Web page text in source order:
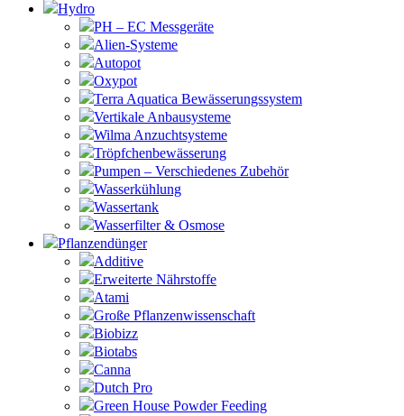
Hydro
PH – EC Messgeräte
Alien-Systeme
Autopot
Oxypot
Terra Aquatica Bewässerungssystem
Vertikale Anbausysteme
Wilma Anzuchtsysteme
Tröpfchenbewässerung
Pumpen – Verschiedenes Zubehör
Wasserkühlung
Wassertank
Wasserfilter & Osmose
Pflanzendünger
Additive
Erweiterte Nährstoffe
Atami
Große Pflanzenwissenschaft
Biobizz
Biotabs
Canna
Dutch Pro
Green House Powder Feeding